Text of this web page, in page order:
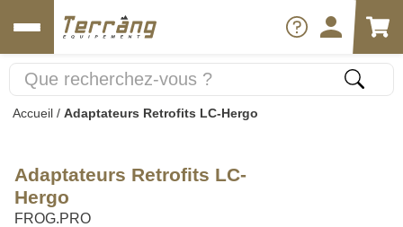
Accueil / Adaptateurs Retrofits LC-Hergo
Adaptateurs Retrofits LC-
Hergo
FROG.PRO